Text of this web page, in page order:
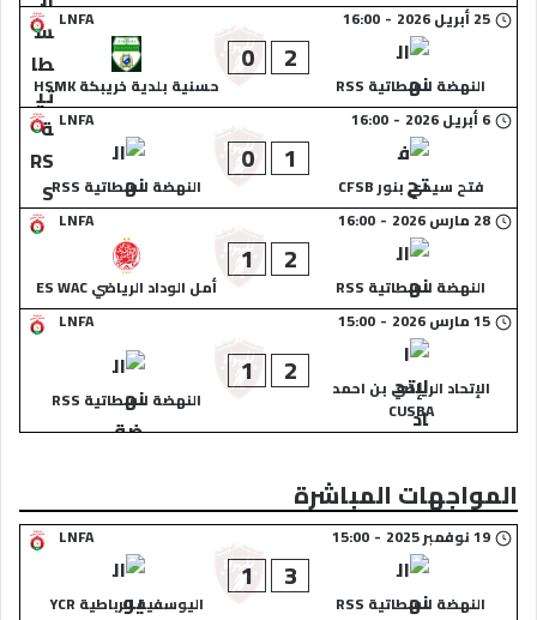
LNFA
25 أبريل 2026 -
16:00
النهضة السطاتية RSS
2
0
حسنية بلدية خريبكة HSMK
LNFA
6 أبريل 2026 -
16:00
فتح سيدي بنور CFSB
1
0
النهضة السطاتية RSS
LNFA
28 مارس 2026 -
16:00
النهضة السطاتية RSS
2
1
أمل الوداد الرياضي ES WAC
LNFA
15 مارس 2026 -
15:00
الإتحاد الرياضي بن احمد
CUSBA
2
1
النهضة السطاتية RSS
المواجهات المباشرة
LNFA 19 نوفمبر 2025 -
15:00
النهضة السطاتية RSS
3
1
اليوسفية الرباطية YCR